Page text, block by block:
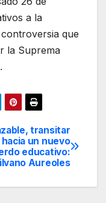
a la
que
la Suprema
transitar
hacia un nuevo
educativo:
Aureoles